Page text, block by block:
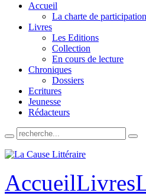
Accueil
La charte de participation
Livres
Les Editions
Collection
En cours de lecture
Chroniques
Dossiers
Ecritures
Jeunesse
Rédacteurs
AccueilLivres